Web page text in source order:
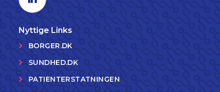
Nyttige Links
BORGER.DK
SUNDHED.DK
PATIENTERSTATNINGEN